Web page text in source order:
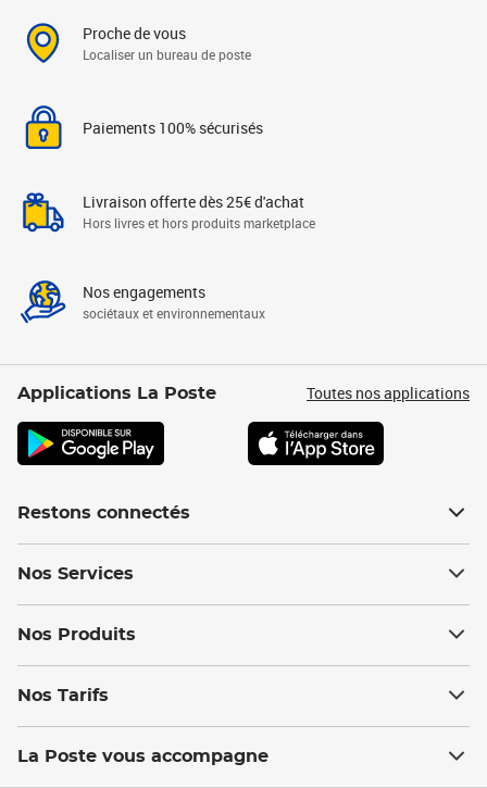
Proche de vous
Localiser un bureau de poste
Paiements 100% sécurisés
Livraison offerte dès 25€ d'achat
Hors livres et hors produits marketplace
Nos engagements
sociétaux et environnementaux
Applications La Poste Toutes nos applications
Restons connectés
Nos Services
Nos Produits
Nos Tarifs
La Poste vous accompagne